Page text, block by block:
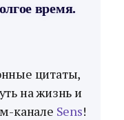
время.
цитаты,
на жизнь и
канале Sens!